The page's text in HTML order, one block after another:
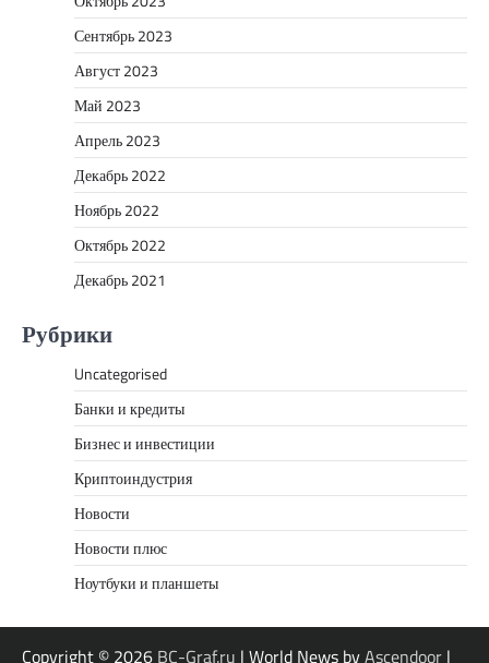
Сентябрь 2023
Август 2023
Май 2023
Апрель 2023
Декабрь 2022
Ноябрь 2022
Октябрь 2022
Декабрь 2021
Рубрики
Uncategorised
Банки и кредиты
Бизнес и инвестиции
Криптоиндустрия
Новости
Новости плюс
Ноутбуки и планшеты
Copyright © 2026 BC-Graf.ru | World News byAscendoor |